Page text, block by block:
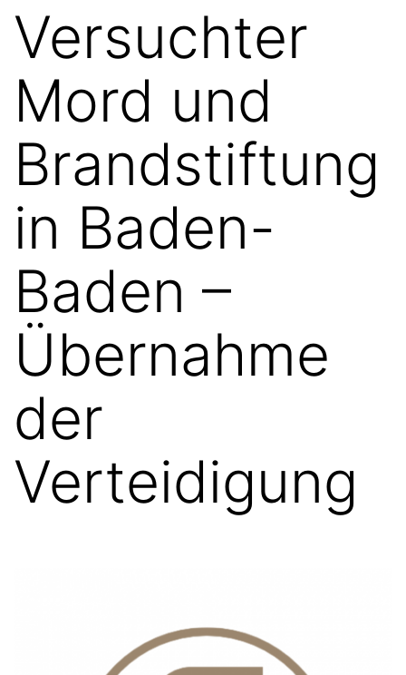
Versuchter
Mord und
Brandstiftung
in Baden-
Baden –
Übernahme
der
Verteidigung